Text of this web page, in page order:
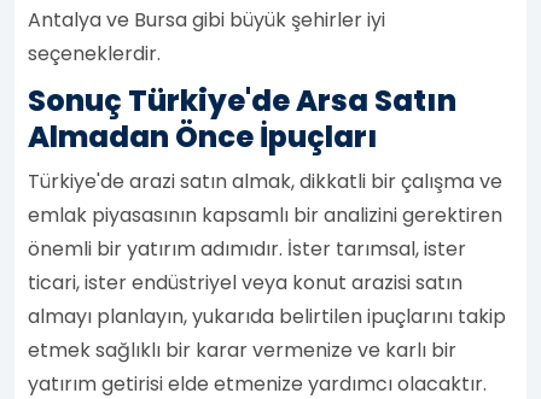
Antalya ve Bursa gibi büyük şehirler iyi
seçeneklerdir.
Sonuç Türkiye'de Arsa Satın
Almadan Önce İpuçları
Türkiye'de arazi satın almak, dikkatli bir çalışma ve
emlak piyasasının kapsamlı bir analizini gerektiren
önemli bir yatırım adımıdır. İster tarımsal, ister
ticari, ister endüstriyel veya konut arazisi satın
almayı planlayın, yukarıda belirtilen ipuçlarını takip
etmek sağlıklı bir karar vermenize ve karlı bir
yatırım getirisi elde etmenize yardımcı olacaktır.